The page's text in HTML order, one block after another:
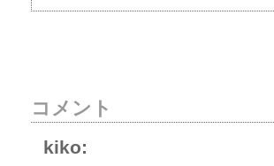
コメント
kiko: